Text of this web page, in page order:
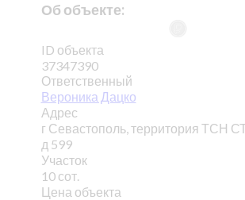
Об объекте:
ID объекта
37347390
Ответственный
Вероника Дацко
Адрес
г Севастополь, территория ТСН
д 599
Участок
10 сот.
Цена объекта